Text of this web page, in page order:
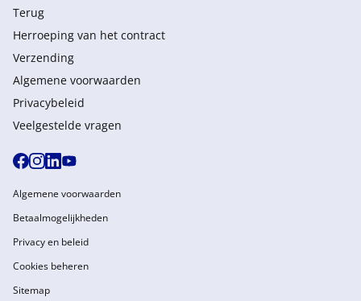
Terug
Herroeping van het contract
Verzending
Algemene voorwaarden
Privacybeleid
Veelgestelde vragen
Algemene voorwaarden
Betaalmogelijkheden
Privacy en beleid
Cookies beheren
Sitemap